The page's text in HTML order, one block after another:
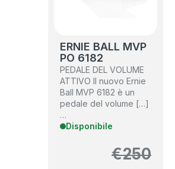
ERNIE BALL MVP
PO 6182
PEDALE DEL VOLUME
ATTIVO Il nuovo Ernie
Ball MVP 6182 è un
pedale del volume […]
…
Disponibile
€250